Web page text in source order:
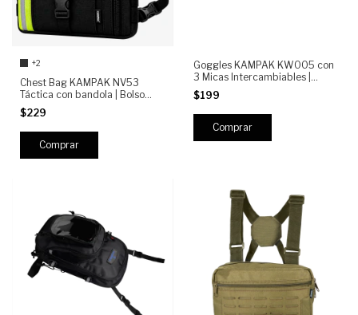
+2
Chest Bag KAMPAK NV53
Táctica con bandola | Bolso
Pecho Antirrobo Reflejante,
Moto, Urbano y Outdoor
$229
Comprar
Goggles KAMPAK KW005 con
3 Micas Intercambiables |
Antiempañantes, Protección
UV400, Policarbonato
Resistente
$199